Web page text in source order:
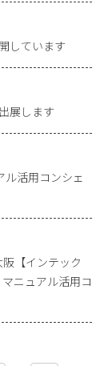
しています
展します
ル活用コンシェ
阪【インテック
ニュアル活用コ